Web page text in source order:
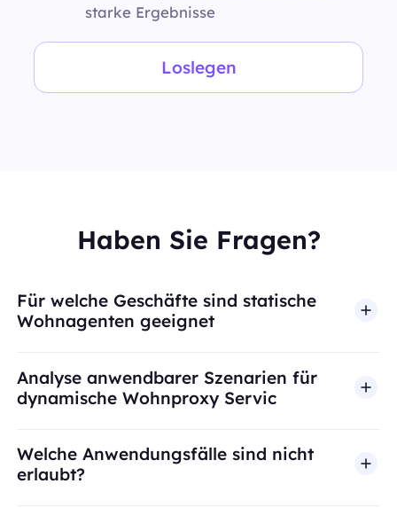
starke Ergebnisse
Loslegen
Haben Sie Fragen?
Für welche Geschäfte sind statische
Wohnagenten geeignet
Analyse anwendbarer Szenarien für
dynamische Wohnproxy Servic
Welche Anwendungsfälle sind nicht
erlaubt?